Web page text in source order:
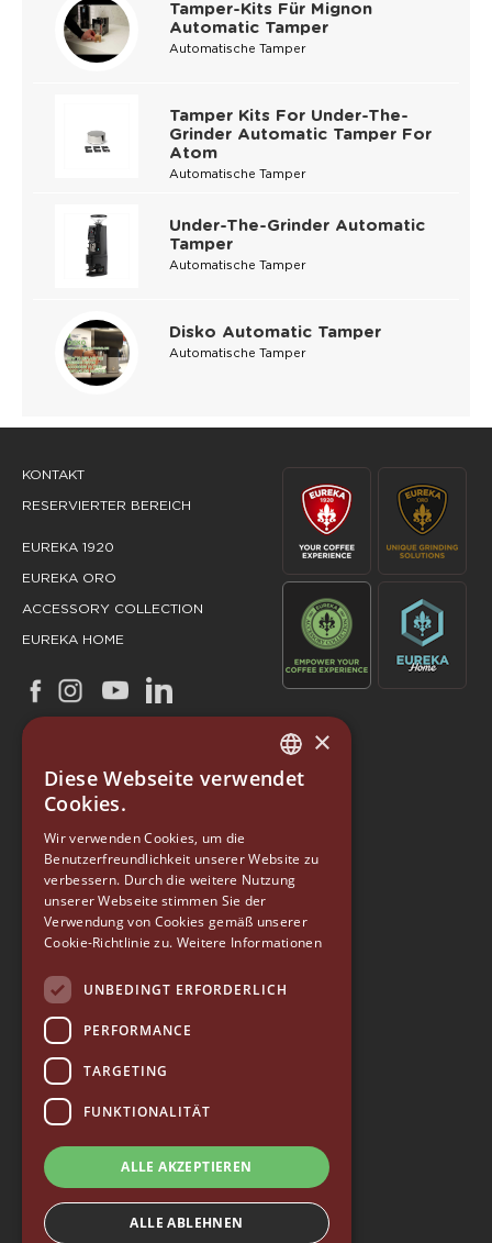
Tamper-Kits Für Mignon
Automatic Tamper
Automatische Tamper
Tamper Kits For Under-The-
Grinder Automatic Tamper For
Atom
Automatische Tamper
Under-The-Grinder Automatic
Tamper
Automatische Tamper
Disko Automatic Tamper
Automatische Tamper
KONTAKT
RESERVIERTER BEREICH
EUREKA 1920
EUREKA ORO
ACCESSORY COLLECTION
EUREKA HOME
EUREKA
Via Luigi Longo 39/41
50019, Sesto Fiorentino (FI) - ITALY
Tel. +39 055 4200011
Fax +39 055 4200010
P. Iva 03094860487
info@eureka.co.it
© 2026 EUREKA • alle rechte vorbehalten
Whistleblowing
Qualitätspolitik
Zugänglichkeit
Datenschutzrichtlinie
ITALIAN
GERMAN
RUSSIAN
×
Diese Webseite verwendet
Cookies.
Wir verwenden Cookies, um die
Benutzerfreundlichkeit unserer Website zu
verbessern. Durch die weitere Nutzung
unserer Webseite stimmen Sie der
Verwendung von Cookies gemäß unserer
Cookie-Richtlinie zu. Weitere Informationen
UNBEDINGT ERFORDERLICH
PERFORMANCE
TARGETING
FUNKTIONALITÄT
ALLE AKZEPTIEREN
ALLE ABLEHNEN